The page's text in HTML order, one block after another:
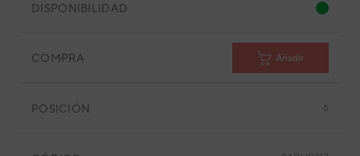
DISPONIBILIDAD
COMPRA Añadir
POSICIÓN 6